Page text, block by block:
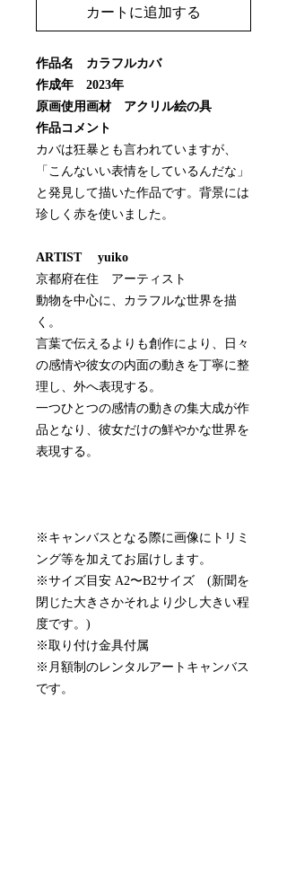
カートに追加する
作品名 カラフルカバ
作成年 2023年
原画使用画材 アクリル絵の具
作品コメント
カバは狂暴とも言われていますが、
「こんないい表情をしているんだな」
と発見して描いた作品です。背景には
珍しく赤を使いました。
ARTIST yuiko
京都府在住 アーティスト
動物を中心に、カラフルな世界を描
く。
言葉で伝えるよりも創作により、日々
の感情や彼女の内面の動きを丁寧に整
理し、外へ表現する。
一つひとつの感情の動きの集大成が作
品となり、彼女だけの鮮やかな世界を
表現する。
※キャンバスとなる際に画像にトリミ
ング等を加えてお届けします。
※サイズ目安 A2〜B2サイズ (新聞を
閉じた大きさかそれより少し大きい程
度です。)
※取り付け金具付属
※月額制のレンタルアートキャンバス
です。